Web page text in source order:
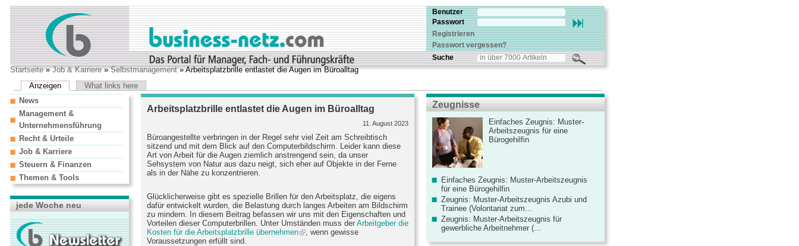
Benutzer
Passwort
Registrieren
Passwort vergessen?
Suche
Startseite»Job & Karriere»Selbstmanagement» Arbeitsplatzbrille entlastet die Augen im Büroalltag
Anzeigen
What links here
Arbeitsplatzbrille entlastet die Augen im Büroalltag
11. August 2023
Büroangestellte verbringen in der Regel sehr viel Zeit am Schreibtisch
sitzend und mit dem Blick auf den Computerbildschirm. Leider kann diese
Art von Arbeit für die Augen ziemlich anstrengend sein, da unser
Sehsystem von Natur aus dazu neigt, sich eher auf Objekte in der Ferne
als in der Nähe zu konzentrieren.
Glücklicherweise gibt es spezielle Brillen für den Arbeitsplatz, die eigens
dafür entwickelt wurden, die Belastung durch langes Arbeiten am Bildschirm
zu mindern. In diesem Beitrag befassen wir uns mit den Eigenschaften und
Vorteilen dieser Computerbrillen. Unter Umständen muss der Arbeitgeber die
Kosten für die Arbeitsplatzbrille übernehmen
, wenn gewisse
Voraussetzungen erfüllt sind.
News
Management &
Unternehmensführung
Recht & Urteile
Job & Karriere
Steuern & Finanzen
Themen & Tools
jede Woche neu
Zeugnisse
Einfaches Zeugnis: Muster-
Arbeitszeugnis für eine
Bürogehilfin
Einfaches Zeugnis: Muster-Arbeitszeugnis
für eine Bürogehilfin
Zeugnis: Muster-Arbeitszeugnis Azubi und
Trainee (Volontariat zum...
Zeugnis: Muster-Arbeitszeugnis für
gewerbliche Arbeitnehmer (...